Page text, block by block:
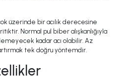
üzerinde bir acılık derecesine
Normal pul biber alışkanlığıyla
kadar acı olabilir. Az
tek doğru yöntemdir.